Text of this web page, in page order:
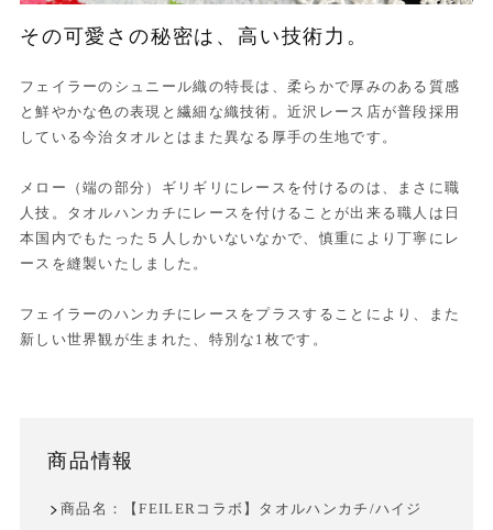
その可愛さの秘密は、高い技術力。
フェイラーのシュニール織の特長は、柔らかで厚みのある質感
と鮮やかな色の表現と繊細な織技術。近沢レース店が普段採用
している今治タオルとはまた異なる厚手の生地です。
メロー（端の部分）ギリギリにレースを付けるのは、まさに職
人技。タオルハンカチにレースを付けることが出来る職人は日
本国内でもたった５人しかいないなかで、慎重により丁寧にレ
ースを縫製いたしました。
フェイラーのハンカチにレースをプラスすることにより、また
新しい世界観が生まれた、特別な1枚です。
商品情報
商品名：【FEILERコラボ】タオルハンカチ/ハイジ